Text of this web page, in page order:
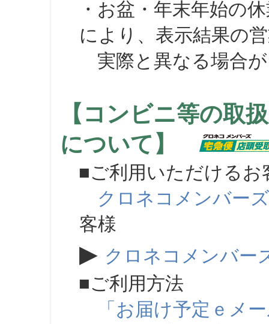
・お盆・年末年始の
により、表示結果の
実際と異なる場合が
【コンビニ等の取
について】
■ご利用いただけるお
クロネコメンバーズ
客様
▶ クロネコメンバー
■ご利用方法
「お届け予定ｅメ